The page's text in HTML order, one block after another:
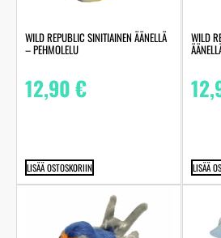
WILD REPUBLIC SINITIAINEN ÄÄNELLÄ
– PEHMOLELU
12,90€
LISÄÄ OSTOSKORIIN
WILD
LISÄÄ